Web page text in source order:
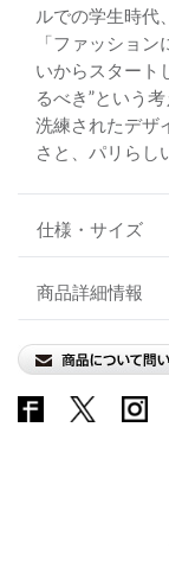
ルでの学生時代
「ファッショ
いからスタート
るべき”という
洗練されたデザ
さと、パリらし
仕様・サイズ
商品詳細情報